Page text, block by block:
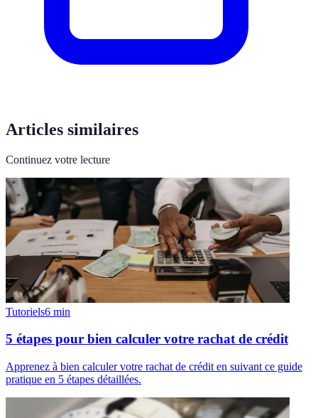
Articles similaires
Continuez votre lecture
Tutoriels6 min
5 étapes pour bien calculer votre rachat de crédit
Apprenez à bien calculer votre rachat de crédit en suivant ce guide
pratique en 5 étapes détaillées.